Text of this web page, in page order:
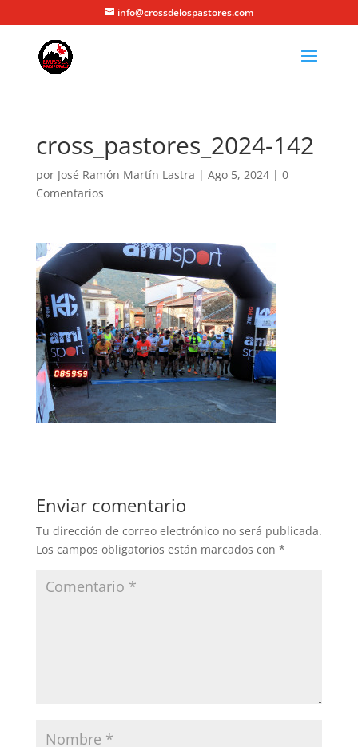
info@crossdelospastores.com
cross_pastores_2024-142
por José Ramón Martín Lastra | Ago 5, 2024| 0
Comentarios
Enviar comentario
Tu dirección de correo electrónico no será publicada.
Los campos obligatorios están marcados con *